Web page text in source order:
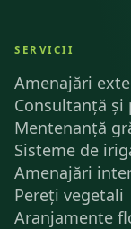
SERVICII
Amenajări
Consultanță și
Mentenanță
Sisteme de
Amenajări
Pereți vegetali
Aranjamente